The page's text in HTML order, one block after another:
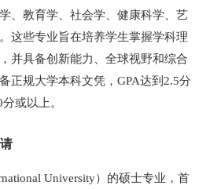
、教育学、社会学、健康科学、艺
这些专业旨在培养学生掌握学科理
并具备创新能力、全球视野和综合
正规大学本科文凭，GPA达到2.5分
或以上。
University）的硕士专业，首